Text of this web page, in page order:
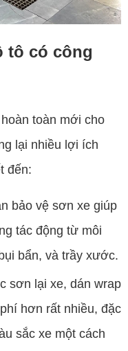
tô có công
toàn mới cho
lại nhiều lợi ích
đến:
bảo vệ sơn xe giúp
tác động từ môi
bẩn, và trầy xước.
sơn lại xe, dán wrap
hơn rất nhiều, đặc
sắc xe một cách